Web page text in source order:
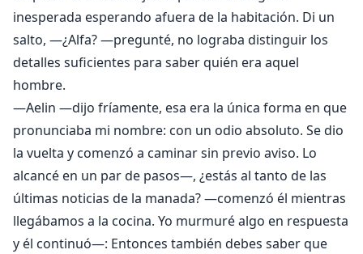
Norte se interesa en Aelin?
inesperada esperando afuera de la habitación. Di un
salto, —¿Alfa? —pregunté, no lograba distinguir los
detalles suficientes para saber quién era aquel
hombre.
—Aelin —dijo fríamente, esa era la única forma en que
pronunciaba mi nombre: con un odio absoluto. Se dio
la vuelta y comenzó a caminar sin previo aviso. Lo
alcancé en un par de pasos—, ¿estás al tanto de las
últimas noticias de la manada? —comenzó él mientras
llegábamos a la cocina. Yo murmuré algo en respuesta
y él continuó—: Entonces también debes saber que